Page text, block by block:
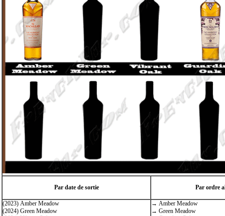
Par date de sortie Par ordre
(2023) Amber Meadow
(2024) Green Meadow
→ Amber Meadow
→ Green Meadow